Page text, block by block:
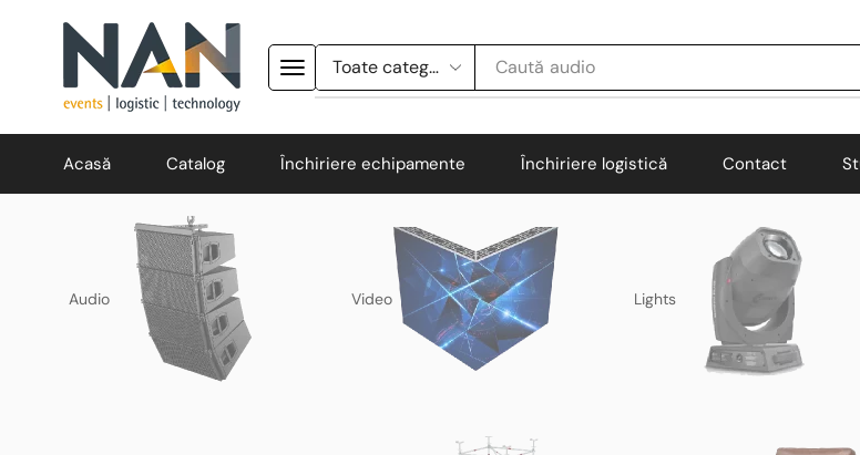
Caută audio
Acasă Catalog Închiriere echipamente Închiriere logistică Contact
Audio Video Lights